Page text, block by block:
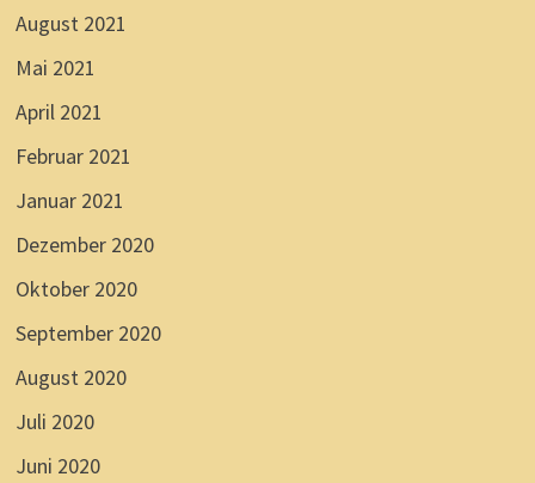
August 2021
Mai 2021
April 2021
Februar 2021
Januar 2021
Dezember 2020
Oktober 2020
September 2020
August 2020
Juli 2020
Juni 2020